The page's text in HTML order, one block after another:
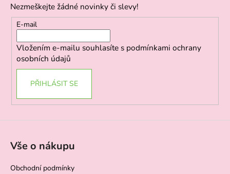
Nezmeškejte žádné novinky či slevy!
E-mail
Vložením e-mailu souhlasíte s podmínkami ochrany
osobních údajů
PŘIHLÁSIT SE
Vše o nákupu
Obchodní podmínky